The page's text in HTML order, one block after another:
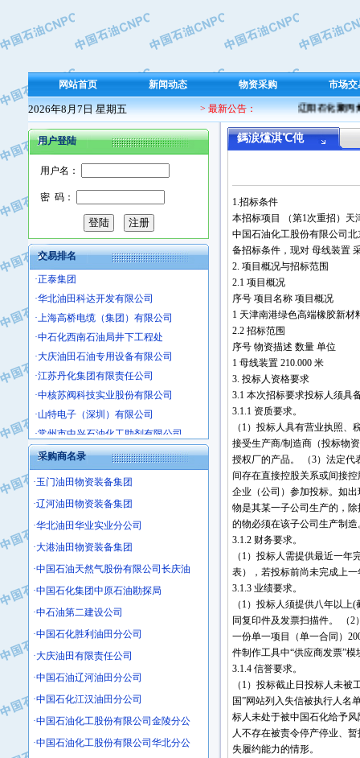
网站首页 新闻动态 物资采购 市场交
2026年8月7日 星期五 > 最新公告： 辽阳石化聚丙烯
用户登陆
用户名：
密 码：
交易排名
·保定北奥石油物探特种车辆制造有限
·盘锦辽河油田天意石油装备有限公司
·沧州市电气控制设备厂
·中船重工中南装备有限责任公司
·南石力天传动件有限公司
·浙江瑞普环境技术有限公司
·华北石油新大禹环保设备有限公司
·河北翼凌机械制造总厂
·萍乡市庞泰化工填料有限公司
·上海宝钢商贸有限公司
·辽河石油勘探局总机械厂
·正泰集团
·华北油田科达开发有限公司
·上海高桥电缆（集团）有限公司
·中石化西南石油局井下工程处
·大庆油田石油专用设备有限公司
·江苏丹化集团有限责任公司
·中核苏阀科技实业股份有限公司
·山特电子（深圳）有限公司
·常州市中兴石油化工助剂有限公司
·姜堰市三联助剂有限公司
·四川中光高技术研究所有限责任公司
·江苏天安防雷工程有限责任公司
·山东东营胜利工业园区
·自贡五洲防腐安装有限公司
·成都长江水处理设备有限公司
·中核苏阀科技实业股份有限公司
·济南柴油机股份有限公司
·上海科瑞曼士德电源系统集成有限公
·东方合金铸造厂
·保定北奥石油物探特种车辆制造有限
·盘锦辽河油田天意石油装备有限公司
·中国石油天然气管道局穿越公司
采购商名录
·玉门油田物资装备集团
·辽河油田物资装备集团
·华北油田华业实业分公司
·大港油田物资装备集团
·中国石油天然气股份有限公司长庆油
·中国石化集团中原石油勘探局
·中石油第二建设公司
·中国石化胜利油田分公司
·大庆油田有限责任公司
·中国石油辽河油田分公司
·中国石化江汉油田分公司
·中国石油化工股份有限公司金陵分公
·中国石油化工股份有限公司华北分公
鎷涙爣淇℃伅
1.招标条件
本招标项目 （第1次重招）天
中国石油化工股份有限公司
备招标条件，现对 母线装置
2. 项目概况与招标范围
2.1 项目概况
序号 项目名称 项目概况
1 天津南港绿色高端橡胶新材
2.2 招标范围
序号 物资描述 数量 单位
1 母线装置 210.000 米
3. 投标人资格要求
3.1 本次招标要求投标人须具
3.1.1 资质要求。
（1）投标人具有营业执照
接受生产商/制造商（投标物
授权厂的产品。 （3）法定
间存在直接控股关系或间接
企业（公司）参加投标。如
物是其某一子公司生产的，
的物必须在该子公司生产制
3.1.2 财务要求。
（1）投标人需提供最近一
表），若投标前尚未完成上
3.1.3 业绩要求。
（1）投标人须提供八年以
同复印件及发票扫描件。 （
一份单一项目（单一合同）
件制作工具中“供应商发票”
3.1.4 信誉要求。
（1）投标截止日投标人未
国”网站列入失信被执行人名
标人未处于被中国石化给予
人不存在被责令停产停业、
失履约能力的情形。